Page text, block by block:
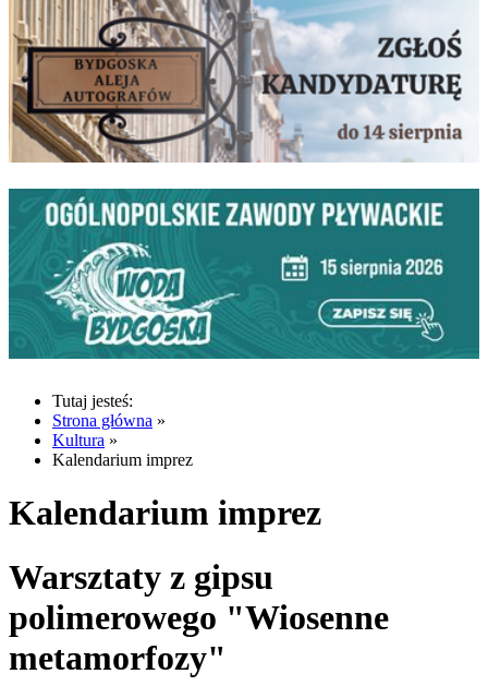
Tutaj jesteś:
Strona główna »
Kultura »
Kalendarium imprez
Kalendarium imprez
Warsztaty z gipsu
polimerowego "Wiosenne
metamorfozy"